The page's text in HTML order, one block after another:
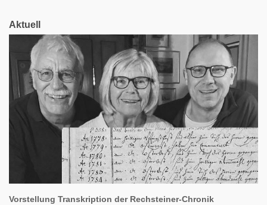
Aktuell
Vorstellung Transkription der Rechsteiner-Chronik